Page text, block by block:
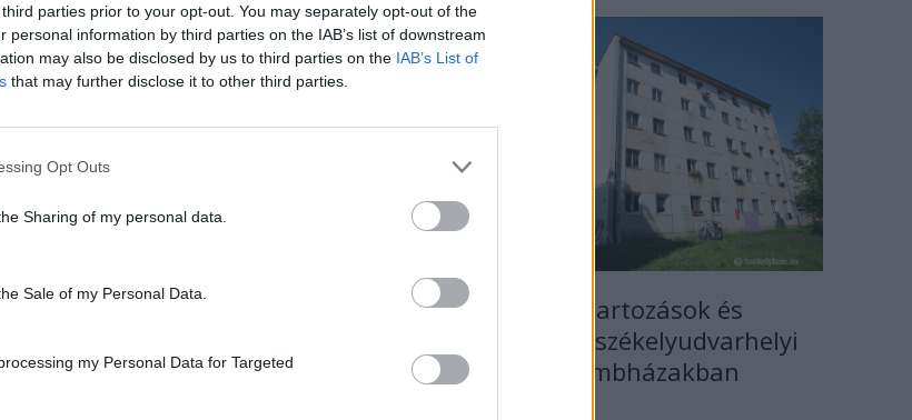
parties prior to your opt-out. You may separately opt-out of the
personal information by third parties on the IAB’s list of downstream
may also be disclosed by us to third parties on the IAB’s List of
that may further disclose it to other third parties.
Opt Outs
Sharing of my personal data.
Sale of my Personal Data.
my Personal Data for Targeted
Agresszió, tartozások és
javítások a székelyudvarhelyi
szociális tömbházakban